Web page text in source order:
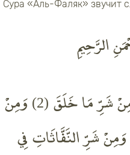
Сура «Аль-Фаляк» звучит
الرَّحِيمِ
قُلْ أَعُوذُ بِرَبِّ الْفَلَقِ (1) مِنْ شَرِّ مَا خَلَقَ (2) وَمِنْ
إِذَا وَقَبَ (3) وَمِنْ شَرِّ النَّفَّاثَاتِ فِي